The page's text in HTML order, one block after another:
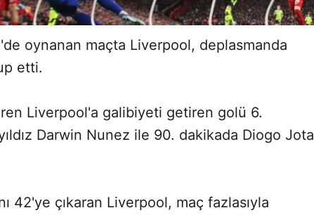
oynanan maçta Liverpool, deplasmanda
etti.
Liverpool'a galibiyeti getiren golü 6.
Darwin Nunez ile 90. dakikada Diogo Jota
42'ye çıkaran Liverpool, maç fazlasıyla